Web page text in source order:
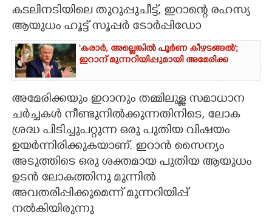
LITERATURE
ZOOM
CONTACT US
കടലിനടിയിലെ തുറുപ്പുചീട്ട്, ഇറാന്റെ രഹസ്യ
ആയുധം ഹൂട്ട് സൂപ്പർ ടോർപ്പിഡോ
'കരാർ, അല്ലെങ്കിൽ പൂർണ കീഴടങ്ങൽ';
ഇറാന് മുന്നറിയിപ്പുമായി അമേരിക്ക
അമേരിക്കയും ഇറാനും തമ്മിലുള്ള സമാധാന
ചർച്ചകൾ നീണ്ടുനിൽക്കുന്നതിനിടെ, ലോക
ശ്രദ്ധ പിടിച്ചുപറ്റുന്ന ഒരു പുതിയ വിഷയം
ഉയർന്നിരിക്കുകയാണ്. ഇറാൻ സൈന്യം
അടുത്തിടെ ഒരു ശക്തമായ പുതിയ ആയുധം
ഉടൻ ലോകത്തിനു മുന്നിൽ
അവതരിപ്പിക്കുമെന്ന് മുന്നറിയിപ്പ്
നൽകിയിരുന്നു